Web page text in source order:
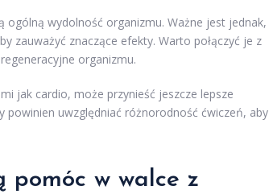
ogólną wydolność organizmu. Ważne jest jednak,
zauważyć znaczące efekty. Warto połączyć je z
organizmu.
jak cardio, może przynieść jeszcze lepsze
uwzględniać różnorodność ćwiczeń, aby
pomóc w walce z